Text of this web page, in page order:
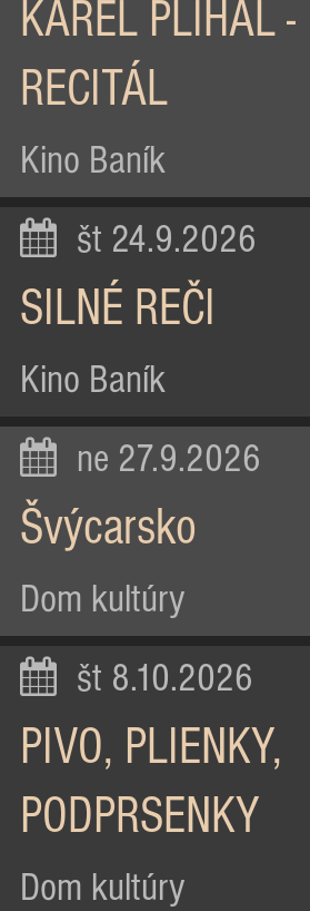
KAREL PLÍHAL -
RECITÁL
Kino Baník
št 24.9.2026
SILNÉ REČI
Kino Baník
ne 27.9.2026
Švýcarsko
Dom kultúry
št 8.10.2026
PIVO, PLIENKY,
PODPRSENKY
Dom kultúry